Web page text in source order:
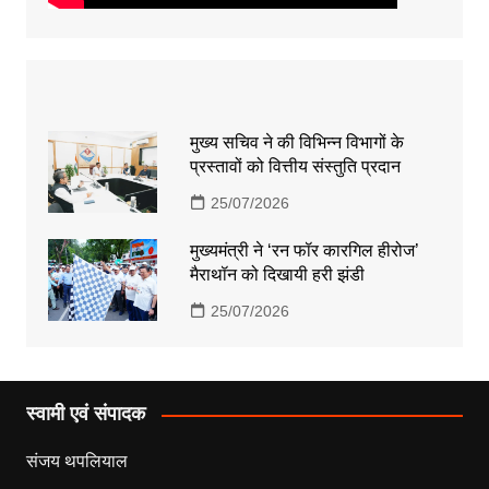
मुख्य सचिव ने की विभिन्न विभागों के
प्रस्तावों को वित्तीय संस्तुति प्रदान
25/07/2026
मुख्यमंत्री ने ‘रन फॉर कारगिल हीरोज’
मैराथॉन को दिखायी हरी झंडी
25/07/2026
स्वामी एवं संपादक
संजय थपलियाल